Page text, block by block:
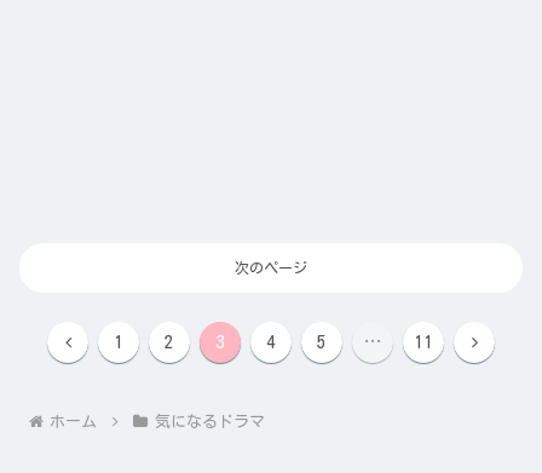
次のページ
前 1 2 3 4 5 … 11 次
ホーム 気になるドラマ